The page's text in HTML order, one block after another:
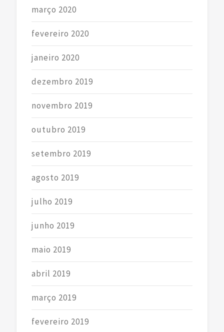
março 2020
fevereiro 2020
janeiro 2020
dezembro 2019
novembro 2019
outubro 2019
setembro 2019
agosto 2019
julho 2019
junho 2019
maio 2019
abril 2019
março 2019
fevereiro 2019